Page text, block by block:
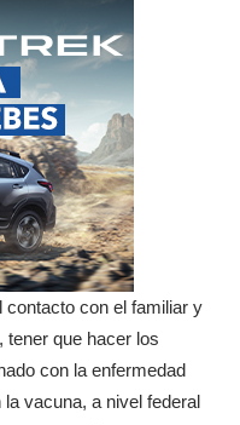
contacto con el familiar y
tener que hacer los
con la enfermedad
vacuna, a nivel federal